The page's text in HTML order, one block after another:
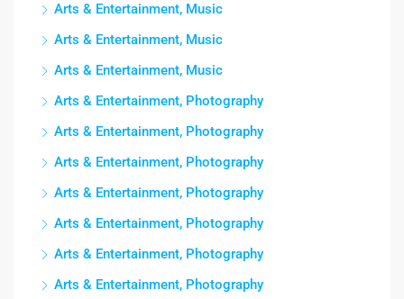
Arts & Entertainment, Music
Arts & Entertainment, Music
Arts & Entertainment, Music
Arts & Entertainment, Photography
Arts & Entertainment, Photography
Arts & Entertainment, Photography
Arts & Entertainment, Photography
Arts & Entertainment, Photography
Arts & Entertainment, Photography
Arts & Entertainment, Photography